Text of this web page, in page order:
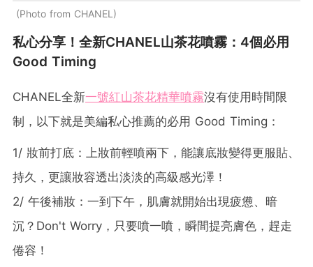
Photo from CHANEL
私心分享！全新CHANEL山茶花噴霧：4個必用
Good Timing
CHANEL全新一號紅山茶花精華噴霧沒有使用時間限
制，以下就是美編私心推薦的必用 Good Timing：
1/ 妝前打底：上妝前輕噴兩下，能讓底妝變得更服貼、
持久，更讓妝容透出淡淡的高級感光澤！
2/ 午後補妝：一到下午，肌膚就開始出現疲憊、暗
沉？Don't Worry，只要噴一噴，瞬間提亮膚色，趕走
倦容！